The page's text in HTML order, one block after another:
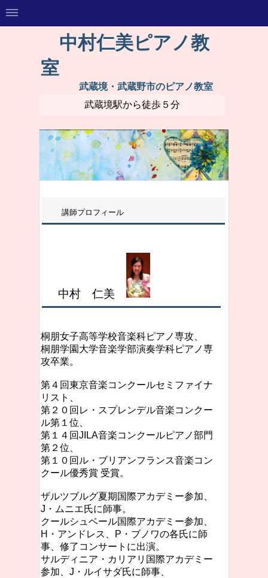
中村仁美ピアノ教
室
武蔵境・武蔵野市のピアノ教室
武蔵境駅から徒歩５分
講師プロフィール
中村 仁美
桐朋女子高等学校音楽科ピアノ専攻、
桐朋学園大学音楽学部演奏学科ピアノ専
攻卒業。
第４回東京音楽コンクールセミファイナ
リスト、
第２０回レ・スプレンデル音楽コンクー
ル第１位、
第１４回JILA音楽コンクールピアノ部門
第２位、
第１０回ル・ブリアンフランス音楽コン
クール優秀賞 受賞。
ザルツブルグ夏期国際アカデミー参加、
J・ムニエ氏に師事。
クールシュベール国際アカデミー参加、
H・アンドレス、P・ブノワの各氏に師
事、修了コンサートに出演。
サルディニア・カリアリ国際アカデミー
参加、J・ルイサダ氏に師事、